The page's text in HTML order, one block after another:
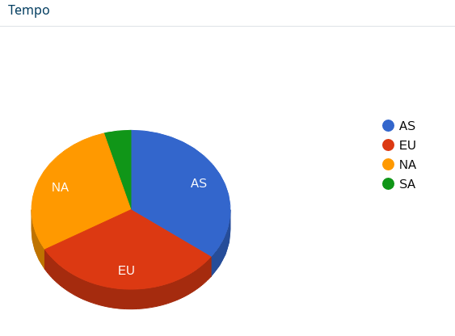
Tempo
AS
EU
NA
SA
AS
NA
EU